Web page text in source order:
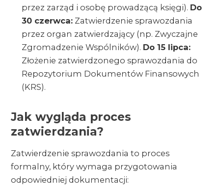
przez zarząd i osobę prowadzącą księgi). Do
30 czerwca:Zatwierdzenie sprawozdania
przez organ zatwierdzający (np. Zwyczajne
Zgromadzenie Wspólników). Do 15 lipca:
Złożenie zatwierdzonego sprawozdania do
Repozytorium Dokumentów Finansowych
(KRS).
Jak wygląda proces
zatwierdzania?
Zatwierdzenie sprawozdania to proces
formalny, który wymaga przygotowania
odpowiedniej dokumentacji: